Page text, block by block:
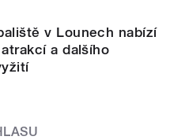
v Lounech nabízí
a dalšího